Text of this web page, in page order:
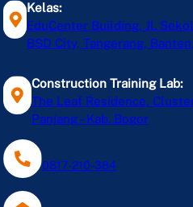
Kelas:
EduCenter Building, Jl.
BSD City, Tangerang,
Construction Training Lab:
The Leaf Residence,
Panjang – Kab. Bogor
0817-210-384